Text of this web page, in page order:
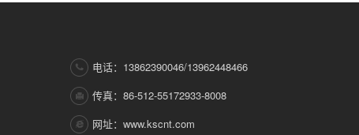
电话：13862390046/13962448466
传真：86-512-55172933-8008
网址：www.kscnt.com